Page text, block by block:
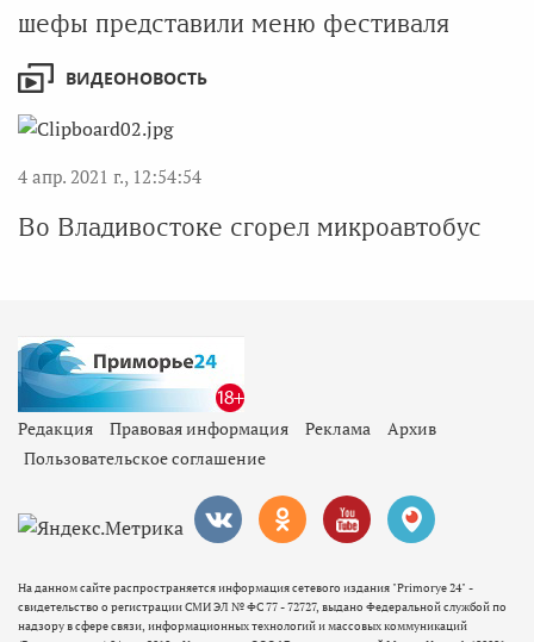
шефы представили меню фестиваля
ВИДЕОНОВОСТЬ
4 апр. 2021 г., 12:54:54
Во Владивостоке сгорел микроавтобус
Редакция Правовая информация Реклама
Архив
Пользовательское соглашение
На данном сайте распространяется информация сетевого издания "Primorye 24" -
свидетельство о регистрации СМИ ЭЛ № ФС 77 - 72727, выдано Федеральной службой по
надзору в сфере связи, информационных технологий и массовых коммуникаций